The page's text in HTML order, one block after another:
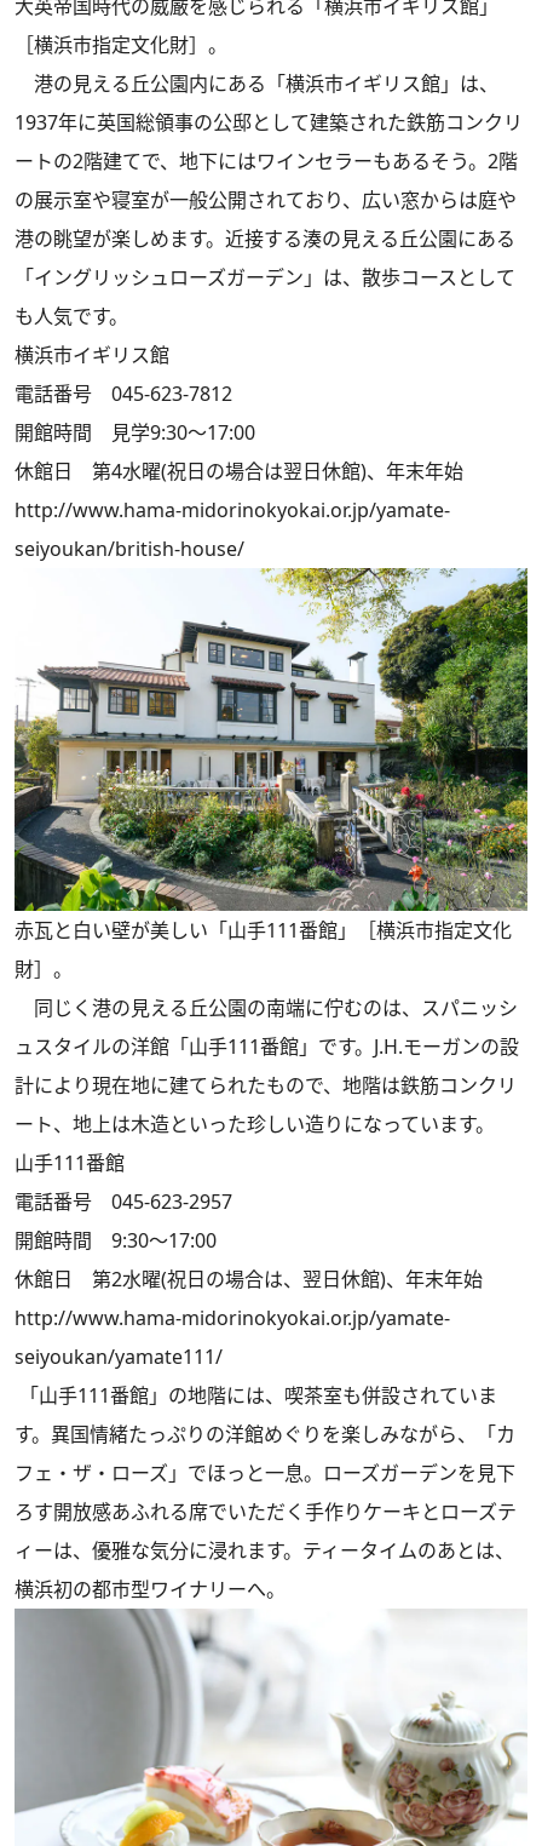
大英帝国時代の威厳を感じられる「横浜市イギリス館」
［横浜市指定文化財］。
港の見える丘公園内にある「横浜市イギリス館」は、
1937年に英国総領事の公邸として建築された鉄筋コンクリ
ートの2階建てで、地下にはワインセラーもあるそう。2階
の展示室や寝室が一般公開されており、広い窓からは庭や
港の眺望が楽しめます。近接する湊の見える丘公園にある
「イングリッシュローズガーデン」は、散歩コースとして
も人気です。
横浜市イギリス館
電話番号 045-623-7812
開館時間 見学9:30～17:00
休館日 第4水曜(祝日の場合は翌日休館)、年末年始
http://www.hama-midorinokyokai.or.jp/yamate-
seiyoukan/british-house/
赤瓦と白い壁が美しい「山手111番館」［横浜市指定文化
財］。
同じく港の見える丘公園の南端に佇むのは、スパニッシ
ュスタイルの洋館「山手111番館」です。J.H.モーガンの設
計により現在地に建てられたもので、地階は鉄筋コンクリ
ート、地上は木造といった珍しい造りになっています。
山手111番館
電話番号 045-623-2957
開館時間 9:30～17:00
休館日 第2水曜(祝日の場合は、翌日休館)、年末年始
http://www.hama-midorinokyokai.or.jp/yamate-
seiyoukan/yamate111/
「山手111番館」の地階には、喫茶室も併設されていま
す。異国情緒たっぷりの洋館めぐりを楽しみながら、「カ
フェ・ザ・ローズ」でほっと一息。ローズガーデンを見下
ろす開放感あふれる席でいただく手作りケーキとローズテ
ィーは、優雅な気分に浸れます。ティータイムのあとは、
横浜初の都市型ワイナリーへ。